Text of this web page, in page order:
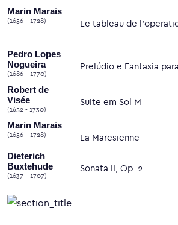
Marin Marais
(1656—1728) Le tableau de
Pedro Lopes
Nogueira
(1686—1770)
Prelúdio e Fantasia
Robert de
Visée
(1652 - 1730)
Suite em Sol M
Marin Marais
(1656—1728) La Maresienne
Dieterich
Buxtehude
(1637—1707)
Sonata II, Op. 2